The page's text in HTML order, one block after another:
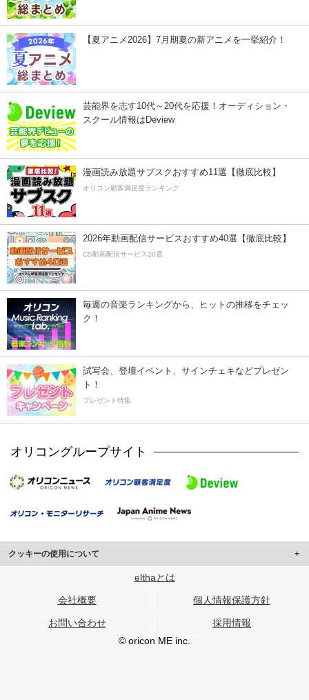
【夏アニメ2026】7月期夏の新アニメを一挙紹介！
芸能界を志す10代～20代を応援！オーディション・
スクール情報はDeview
漫画読み放題サブスクおすすめ11選【徹底比較】
オリコン顧客満足度ランキング
2026年動画配信サービスおすすめ40選【徹底比較】
CS動画配信サービス20選
毎週の音楽ランキングから、ヒットの推移をチェッ
ク！
試写会、登壇イベント、サインチェキなどプレゼン
ト！
プレゼント特集
オリコングループサイト
クッキーの使用について
このサイトでは Cookie を使用して、ユーザーに合わせたコンテンツや広告の
行っています。
メディアや広告配信、データ解析の各パートナーに提供しています。
各パートナーは、この情報とユーザーが各パートナーに提供した他の情報や、
ユーザーが各パートナーのサービスを使用したときに収集した他の情報を組み
elthaとは
会社概要 個人情報保護方針
お問い合わせ
採用情報
© oricon ME inc.